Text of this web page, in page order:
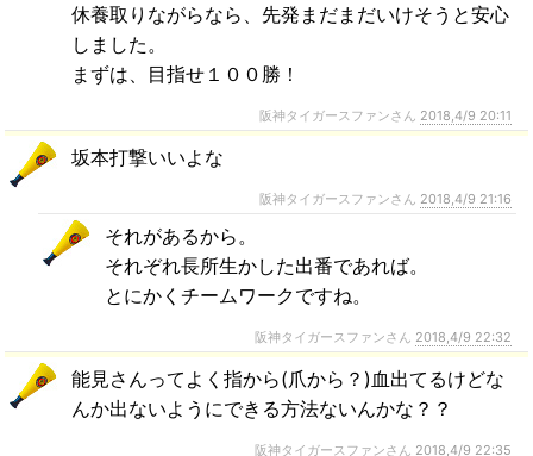
休養取りながらなら、先発まだまだいけそうと安心
しました。
まずは、目指せ１００勝！
阪神タイガースファンさん 2018,4/9 20:11
坂本打撃いいよな
阪神タイガースファンさん 2018,4/9 21:16
それがあるから。
それぞれ長所生かした出番であれば。
とにかくチームワークですね。
阪神タイガースファンさん 2018,4/9 22:32
能見さんってよく指から(爪から？)血出てるけどな
んか出ないようにできる方法ないんかな？？
阪神タイガースファンさん 2018,4/9 22:35